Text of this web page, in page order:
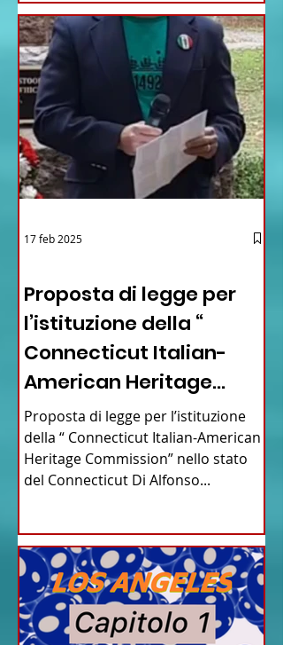
Proposta di legge per
l’istituzione della “
Connecticut Italian-
American Heritage
Commission” nello stato
del Connecticut
Proposta di legge per l’istituzione
della “ Connecticut Italian-American
Heritage Commission” nello stato
del Connecticut Di Alfonso...
17 feb 2025